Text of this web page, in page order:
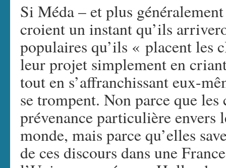
Si Méda – et plus
croient un instant qu’ils
populaires qu’ils « placent les
leur projet simplement en
tout en s’affranchissant eux-
se trompent. Non parce que
prévenance particulière
monde, mais parce qu’elles
de ces discours dans une